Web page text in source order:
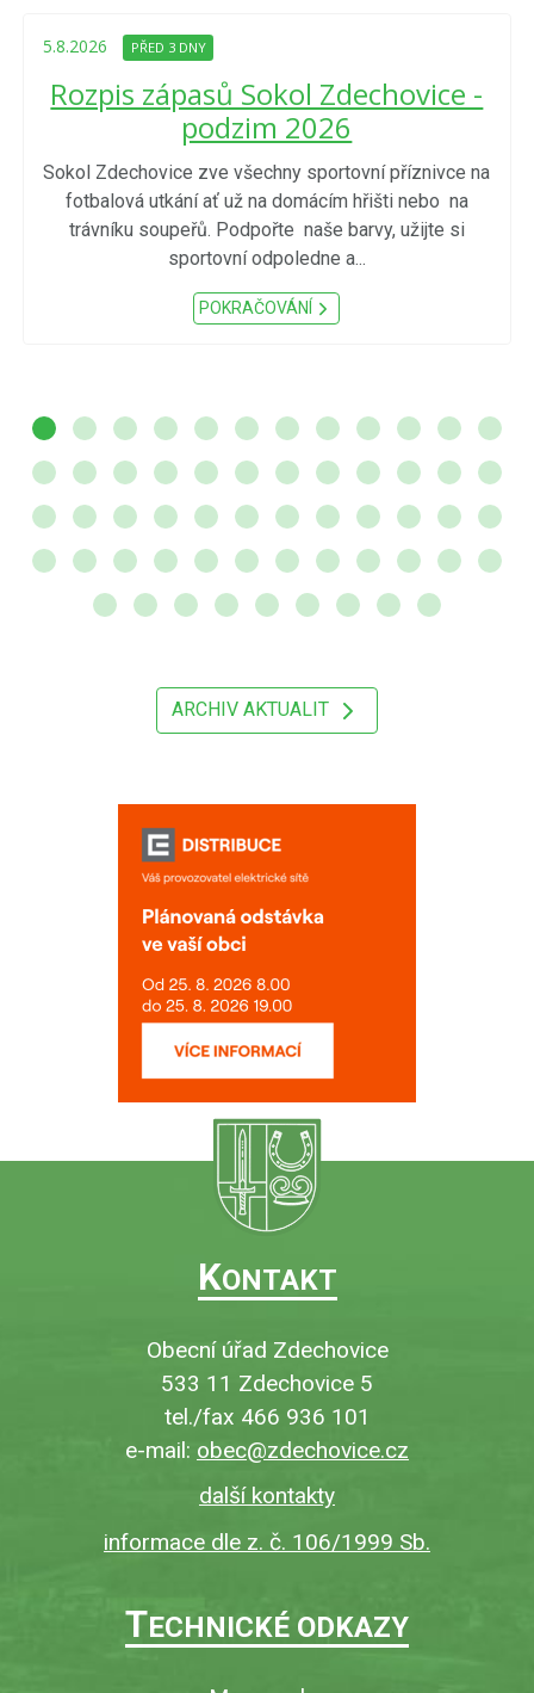
5.8.2026 PŘED 3 DNY
Rozpis zápasů Sokol Zdechovice -
podzim 2026
Sokol Zdechovice zve všechny sportovní příznivce na
fotbalová utkání ať už na domácím hřišti nebo na
trávníku soupeřů. Podpořte naše barvy, užijte si
sportovní odpoledne a...
POKRAČOVÁNÍ
ARCHIV AKTUALIT
KONTAKT
Obecní úřad Zdechovice
533 11 Zdechovice 5
tel./fax 466 936 101
e-mail: obec@zdechovice.cz
další kontakty
informace dle z. č. 106/1999 Sb.
TECHNICKÉ ODKAZY